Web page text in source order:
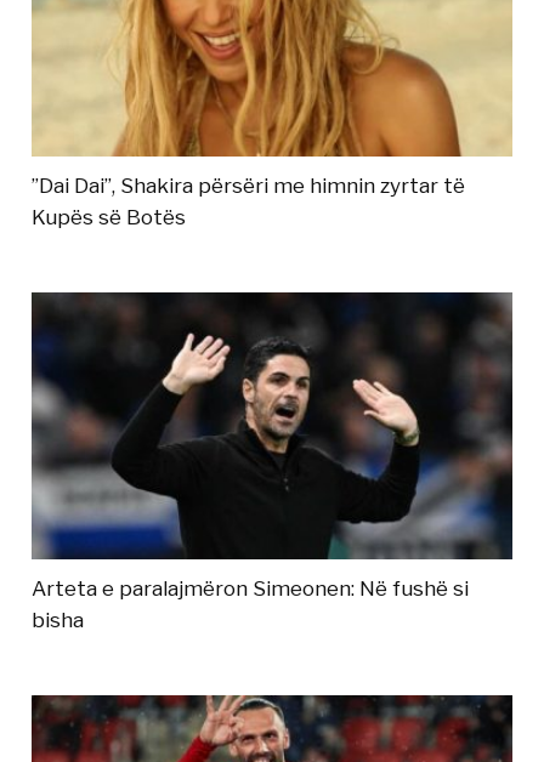
”Dai Dai”, Shakira përsëri me himnin zyrtar të
Kupës së Botës
Arteta e paralajmëron Simeonen: Në fushë si
bisha